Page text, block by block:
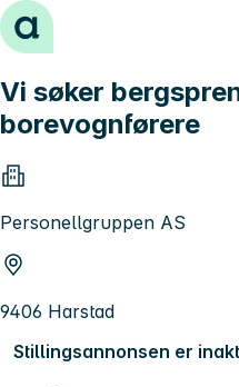
Hopp til innhold
Vi søker
borevognførere
Personellgruppen AS
9406 Harstad
Stillingsannonsen er